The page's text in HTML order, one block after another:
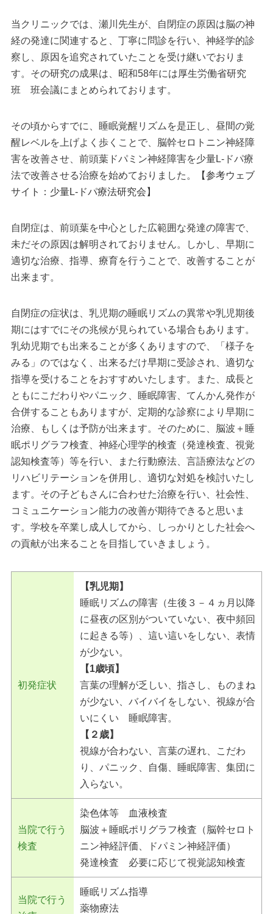
当クリニックでは、瀬川先生が、自閉症の原因は脳の神
経の発達に関連すると、丁寧に問診を行い、神経学的診
察し、原因を追究されていたことを受け継いでおりま
す。その研究の成果は、昭和58年には厚生労働省研究
班 班会議にまとめられております。
その頃からすでに、睡眠覚醒リズムを是正し、昼間の覚
醒レベルを上げよく歩くことで、脳幹セロトニン神経障
害を改善させ、前頭葉ドパミン神経障害を少量L-ドパ療
法で改善させる治療を始めておりました。
【参考ウェブ
サイト：少量L-ドパ療法研究会】
自閉症は、前頭葉を中心とした広範囲な発達の障害で、
未だその原因は解明されておりません。しかし、早期に
適切な治療、指導、療育を行うことで、改善することが
出来ます。
自閉症の症状は、乳児期の睡眠リズムの異常や乳児期後
期にはすでにその兆候が見られている場合もあります。
乳幼児期でも出来ることが多くありますので、「様子を
みる」のではなく、出来るだけ早期に受診され、適切な
指導を受けることをおすすめいたします。また、成長と
ともにこだわりやパニック、睡眠障害、てんかん発作が
合併することもありますが、定期的な診察により早期に
治療、もしくは予防が出来ます。そのために、脳波＋睡
眠ポリグラフ検査、神経心理学的検査（発達検査、視覚
認知検査等）等を行い、また行動療法、言語療法などの
リハビリテーションを併用し、適切な対処を検討いたし
ます。その子どもさんに合わせた治療を行い、社会性、
コミュニケーション能力の改善が期待できると思いま
す。学校を卒業し成人してから、しっかりとした社会へ
の貢献が出来ることを目指していきましょう。
初発症状
【乳児期】
睡眠リズムの障害（生後３－４ヵ月以降
に昼夜の区別がついていない、夜中頻回
に起きる等）、這い這いをしない、表情
が少ない。
【1歳頃】
言葉の理解が乏しい、指さし、ものまね
が少ない、バイバイをしない、視線が合
いにくい 睡眠障害。
【２歳】
視線が合わない、言葉の遅れ、こだわ
り、パニック、自傷、睡眠障害、集団に
入らない。
当院で行う
検査
染色体等 血液検査
脳波＋睡眠ポリグラフ検査（脳幹セロト
ニン神経評価、ドパミン神経評価）
発達検査 必要に応じて視覚認知検査
当院で行う
睡眠リズム指導
薬物療法